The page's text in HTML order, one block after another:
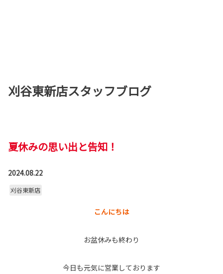
刈谷東新店スタッフブログ
夏休みの思い出と告知！
2024.08.22
刈谷東新店
こんにちは
お盆休みも終わり
今日も元気に営業しております